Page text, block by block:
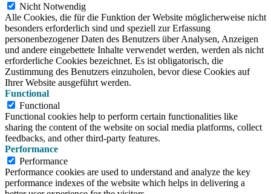
Nicht Notwendig
Alle Cookies, die für die Funktion der Website möglicherweise nicht
besonders erforderlich sind und speziell zur Erfassung
personenbezogener Daten des Benutzers über Analysen, Anzeigen
und andere eingebettete Inhalte verwendet werden, werden als nicht
erforderliche Cookies bezeichnet. Es ist obligatorisch, die
Zustimmung des Benutzers einzuholen, bevor diese Cookies auf
Ihrer Website ausgeführt werden.
Functional
Functional
Functional cookies help to perform certain functionalities like
sharing the content of the website on social media platforms, collect
feedbacks, and other third-party features.
Performance
Performance
Performance cookies are used to understand and analyze the key
performance indexes of the website which helps in delivering a